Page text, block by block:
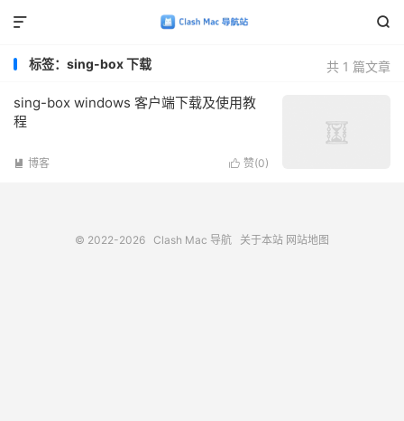


共 1 篇文章
标签：sing-box 下载
sing-box windows 客户端下载及使用教
程
 赞(0)
 博客
© 2022-2026 Clash Mac 导航 关于本站 网站地图